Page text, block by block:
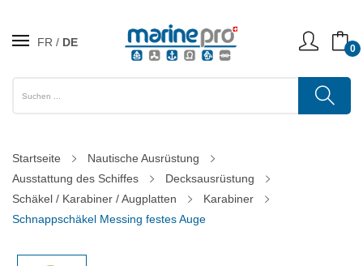
FR DE 0
Startseite
Nautische Ausrüstung
Ausstattung des Schiffes
Decksausrüstung
Schäkel / Karabiner / Augplatten
Karabiner
Schnappschäkel Messing festes Auge